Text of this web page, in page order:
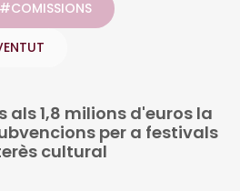
#COMISSIONS
1,8 milions d'euros la
per a festivals
cultural